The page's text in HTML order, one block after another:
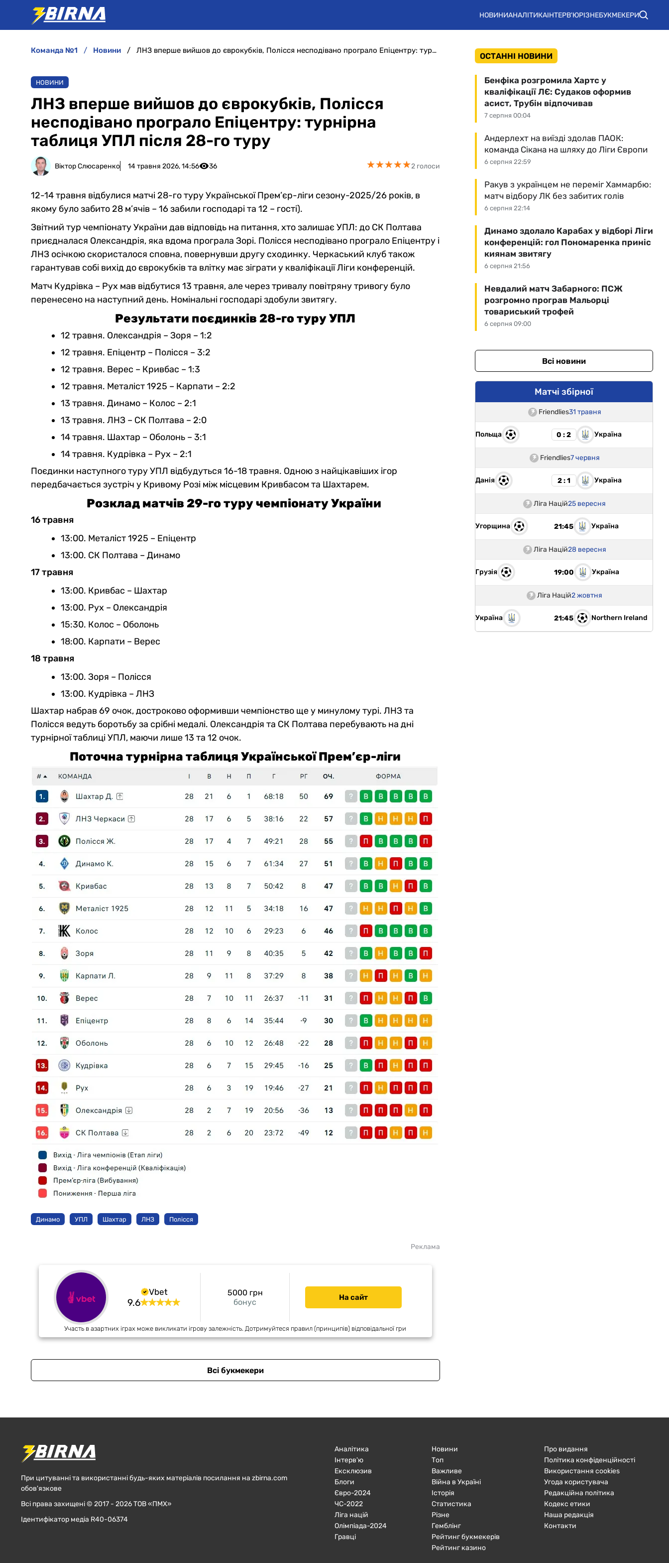
НОВИНИАНАЛІТИКАІНТЕРВ'ЮРІЗНЕБУКМЕКЕРИ
команда №1 новини ЛНЗ вперше вийшов до єврокубків, Полісся несподівано програло Епіцентру: турнірна таблиця УПЛ після 28-го туру
НОВИНИ
ЛНЗ вперше вийшов до єврокубків, Полісся
несподівано програло Епіцентру: турнірна
таблиця УПЛ після 28-го туру
Віктор Слюсаренко 14 травня 2026, 14:56 36 ★★★★★
★★★★★2 голоси
12-14 травня відбулися матчі 28-го туру Української Прем’єр-ліги сезону-2025/26 років, в
якому було забито 28 м’ячів – 16 забили господарі та 12 – гості).
Звітний тур чемпіонату України дав відповідь на питання, хто залишає УПЛ: до СК Полтава
приєдналася Олександрія, яка вдома програла Зорі. Полісся несподівано програло Епіцентру і
ЛНЗ осічкою скористалося сповна, повернувши другу сходинку. Черкаський клуб також
гарантував собі вихід до єврокубків та влітку має зіграти у кваліфікації Ліги конференцій.
Матч Кудрівка – Рух мав відбутися 13 травня, але через тривалу повітряну тривогу було
перенесено на наступний день. Номінальні господарі здобули звитягу.
Результати поєдинків 28-го туру УПЛ
12 травня. Олександрія – Зоря – 1:2
12 травня. Епіцентр – Полісся – 3:2
12 травня. Верес – Кривбас – 1:3
12 травня. Металіст 1925 – Карпати – 2:2
13 травня. Динамо – Колос – 2:1
13 травня. ЛНЗ – СК Полтава – 2:0
14 травня. Шахтар – Оболонь – 3:1
14 травня. Кудрівка – Рух – 2:1
Поєдинки наступного туру УПЛ відбудуться 16-18 травня. Одною з найцікавіших ігор
передбачається зустріч у Кривому Розі між місцевим Кривбасом та Шахтарем.
Розклад матчів 29-го туру чемпіонату України
16 травня
13:00. Металіст 1925 – Епіцентр
13:00. СК Полтава – Динамо
17 травня
13:00. Кривбас – Шахтар
13:00. Рух – Олександрія
15:30. Колос – Оболонь
18:00. Карпати – Верес
18 травня
13:00. Зоря – Полісся
13:00. Кудрівка – ЛНЗ
Шахтар набрав 69 очок, достроково оформивши чемпіонство ще у минулому турі. ЛНЗ та
Полісся ведуть боротьбу за срібні медалі. Олександрія та СК Полтава перебувають на дні
турнірної таблиці УПЛ, маючи лише 13 та 12 очок.
Поточна турнірна таблиця Української Прем’єр-ліги
Динамо УПЛ Шахтар ЛНЗ Полісся
Реклама
Vbet
9.6 бонус
5000 грн На сайт
Участь в азартних іграх може викликати ігрову залежність. Дотримуйтеся правил (принципів) відповідальної гри
Всі букмекери
ОСТАННІ НОВИНИ
7 серпня 00:04
Бенфіка розгромила Хартс у
кваліфікації ЛЄ: Судаков оформив
асист, Трубін відпочивав
6 серпня 22:59
Андерлехт на виїзді здолав ПАОК:
команда Сікана на шляху до Ліги Європи
6 серпня 22:14
Ракув з українцем не переміг Хаммарбю:
матч відбору ЛК без забитих голів
6 серпня 21:56
Динамо здолало Карабах у відборі Ліги
конференцій: гол Пономаренка приніс
киянам звитягу
6 серпня 09:00
Невдалий матч Забарного: ПСЖ
розгромно програв Мальорці
товариський трофей
Всі новини
Матчі збірної
Friendlies31 травня
Польща 0 : 2 Україна
Friendlies7 червня
Данія 2 : 1 Україна
Ліга Націй25 вересня
Угорщина 21:45 Україна
Ліга Націй28 вересня
Грузія 19:00 Україна
Ліга Націй2 жовтня
Україна 21:45 Northern Ireland
При цитуванні та використанні будь-яких матеріалів посилання на zbirna.com
обов'язкове
Всі права захищені © 2017 - 2026 ТОВ «ПМХ»
Ідентифікатор медіа R40-06374
Аналітика
Інтерв'ю
Ексклюзив
Блоги
Євро-2024
ЧC-2022
Ліга націй
Олімпіада-2024
Гравці
Новини
Топ
Важливе
Війна в Україні
Історія
Статистика
Різне
Гемблінг
Рейтинг букмекерів
Рейтинг казино
Про видання
Політика конфіденційності
Використання cookies
Угода користувача
Редакційна політика
Кодекс етики
Наша редакція
Контакти